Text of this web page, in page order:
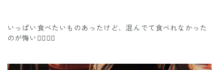
いっぱい食べたいものあったけど、混んでて食べれなかった
のが悔い👉🏻👈🏻